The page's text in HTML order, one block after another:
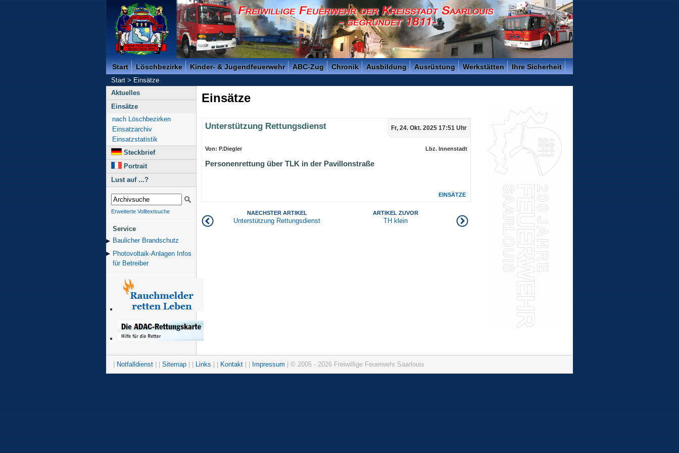
Freiwillige Feuerwehr der Kreisstadt Saarlouis - Gegründet 1811 -
Start Löschbezirke Kinder- & Jugendfeuerwehr ABC-Zug Chronik Ausbildung Ausrüstung Werkstätten Ihre Sicherheit
Start>Einsätze
Aktuelles
Einsätze
nach Löschbezirken
Einsatzarchiv
Einsatzstatistik
Steckbrief
Portrait
Lust auf ...?
Erweiterte Volltextsuche
Service
Baulicher Brand­schutz
Photovoltaik-Anlagen Infos
für Betreiber
Einsätze
Fr, 24. Okt. 2025 17:51 Uhr
Unterstützung Rettungsdienst
Lbz. Innenstadt
Von: P.Diegler
Personenrettung über TLK in der Pavillonstraße
EINSÄTZE
ARTIKEL ZUVOR
TH klein
NAECHSTER ARTIKEL
Unterstützung Rettungsdienst
Notfalldienst Sitemap Links Kontakt Impressum | © 2005 - 2026 Freiwillige Feuerwehr Saarlouis